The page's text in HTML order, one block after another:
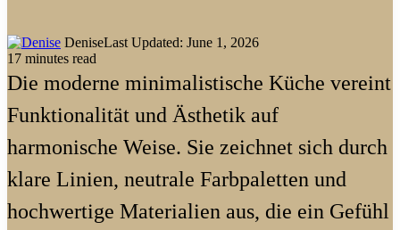
DeniseLast Updated: June 1, 2026
17 minutes read
Die moderne minimalistische Küche vereint
Funktionalität und Ästhetik auf
harmonische Weise. Sie zeichnet sich durch
klare Linien, neutrale Farbpaletten und
hochwertige Materialien aus, die ein Gefühl